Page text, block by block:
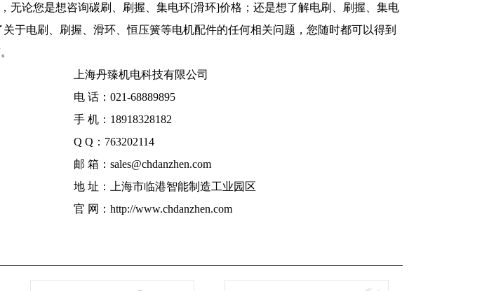
无论您是想咨询碳刷、刷握、集电环[滑环]价格；还是想了解电刷、刷握、集电
于电刷、刷握、滑环、恒压簧等电机配件的任何相关问题，您随时都可以得到
上海丹臻机电科技有限公司
电 话：021-68889895
手 机：18918328182
Q Q：763202114
邮 箱：sales@chdanzhen.com
地 址：上海市临港智能制造工业园区
官 网：http://www.chdanzhen.com